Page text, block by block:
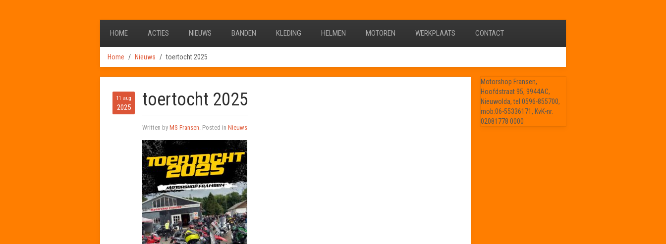
HOME ACTIES NIEUWS BANDEN KLEDING HELMEN MOTOREN WERKPLAATS CONTACT
Home Nieuws toertocht 2025
11 aug
2025 toertocht 2025
Written by MS Fransen. Posted in Nieuws
Motorshop Fransen,
Hoofdstraat 95, 9944AC,
Nieuwolda, tel:0596-855700,
mob:06-55336171, KvK-nr.
02081778 0000